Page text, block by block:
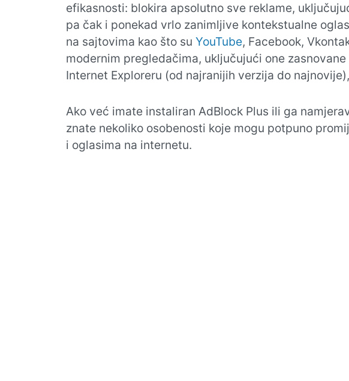
efikasnosti: blokira apsolutno sve reklame,
pa čak i ponekad vrlo zanimljive kontekstualne
na sajtovima kao što su YouTube, Facebook,
modernim pregledačima, uključujući one
Internet Exploreru (od najranijih verzija do
Ako već imate instaliran AdBlock Plus ili ga
znate nekoliko osobenosti koje mogu potpuno
i oglasima na internetu.